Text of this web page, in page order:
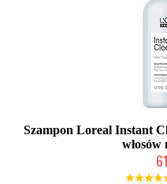
Szampon Loreal Instant